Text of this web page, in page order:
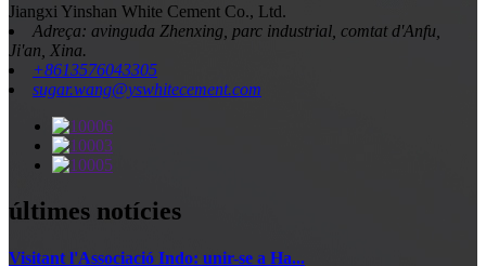
Jiangxi Yinshan White Cement Co., Ltd.
Adreça: avinguda Zhenxing, parc industrial, comtat d'Anfu,
Ji'an, Xina.
+8613576043305
sugar.wang@yswhitecement.com
últimes notícies
Visitant l'Associació Indo: unir-se a Ha...